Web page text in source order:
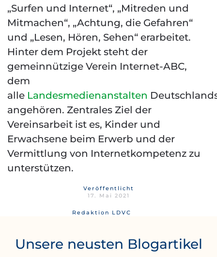
„Surfen und Internet“, „Mitreden und
Mitmachen“, „Achtung, die Gefahren“
und „Lesen, Hören, Sehen“ erarbeitet.
Hinter dem Projekt steht der
gemeinnützige Verein Internet-ABC,
dem
alle Landesmedienanstalten
angehören. Zentrales Ziel der
Vereinsarbeit ist es, Kinder und
Erwachsene beim Erwerb und der
Vermittlung von Internetkompetenz zu
unterstützen.
Veröffentlicht
17. Mai 2021
Redaktion LDVC
Unsere neusten Blogartikel